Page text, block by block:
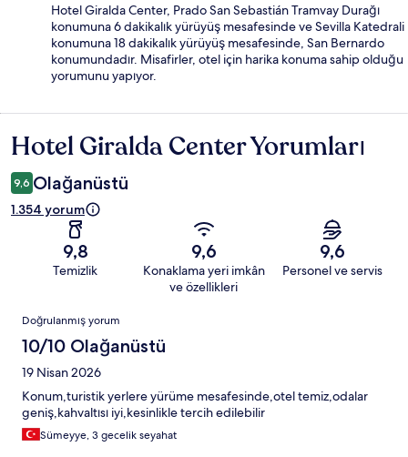
Hotel Giralda Center, Prado San Sebastián Tramvay Durağı
konumuna 6 dakikalık yürüyüş mesafesinde ve Sevilla Katedrali
konumuna 18 dakikalık yürüyüş mesafesinde, San Bernardo
konumundadır. Misafirler, otel için harika konuma sahip olduğu
yorumunu yapıyor.
Yorumlar
Hotel Giralda Center Yorumları
9,6 Olağanüstü
1.354 yorum
9,8
Temizlik
9,6
Konaklama yeri imkân
ve özellikleri
9,6
Personel ve servis
Yorumlar
Doğrulanmış yorum
10/10 Olağanüstü
19 Nisan 2026
Konum,turistik yerlere yürüme mesafesinde,otel temiz,odalar
geniş,kahvaltısı iyi,kesinlikle tercih edilebilir
Sümeyye, 3 gecelik seyahat